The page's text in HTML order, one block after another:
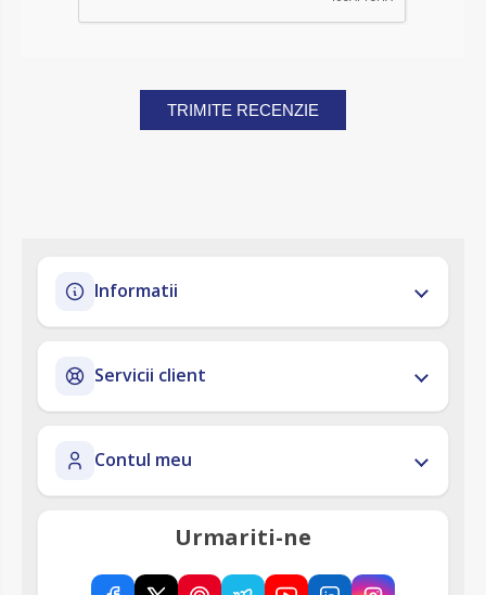
TRIMITE RECENZIE
Informatii
Servicii client
Contul meu
Urmariti-ne